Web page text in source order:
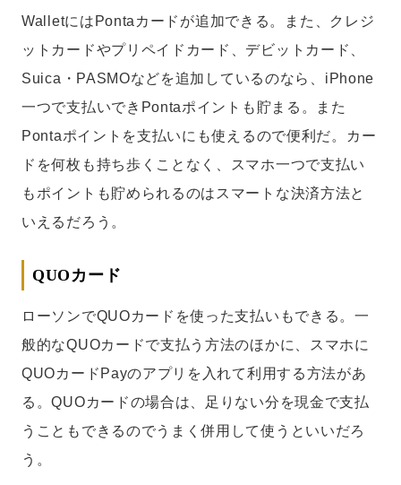
WalletにはPontaカードが追加できる。また、クレジ
ットカードやプリペイドカード、デビットカード、
Suica・PASMOなどを追加しているのなら、iPhone
一つで支払いできPontaポイントも貯まる。また
Pontaポイントを支払いにも使えるので便利だ。カー
ドを何枚も持ち歩くことなく、スマホ一つで支払い
もポイントも貯められるのはスマートな決済方法と
いえるだろう。
QUOカード
ローソンでQUOカードを使った支払いもできる。一
般的なQUOカードで支払う方法のほかに、スマホに
QUOカードPayのアプリを入れて利用する方法があ
る。QUOカードの場合は、足りない分を現金で支払
うこともできるのでうまく併用して使うといいだろ
う。